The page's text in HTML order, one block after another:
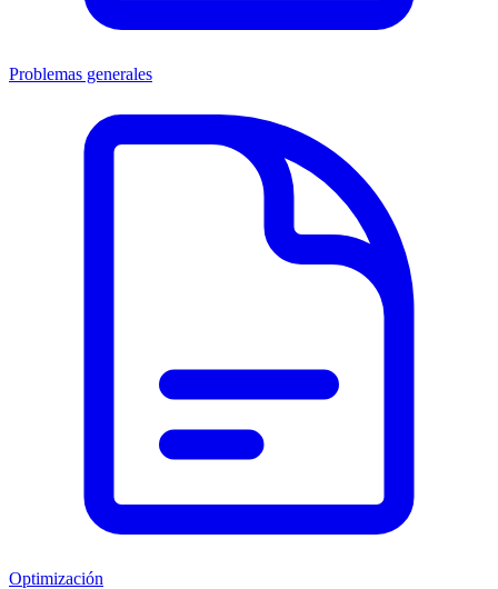
Problemas generales
Optimización